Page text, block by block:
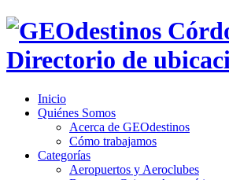
Inicio
Quiénes Somos
Acerca de GEOdestinos
Cómo trabajamos
Categorías
Aeropuertos y Aeroclubes